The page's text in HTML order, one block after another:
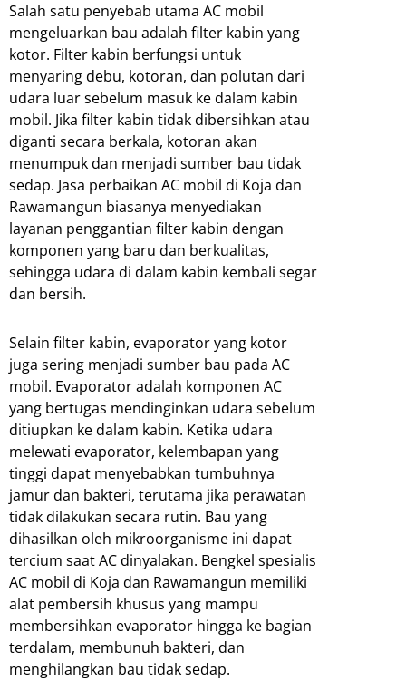
Salah satu penyebab utama AC mobil
mengeluarkan bau adalah filter kabin yang
kotor. Filter kabin berfungsi untuk
menyaring debu, kotoran, dan polutan dari
udara luar sebelum masuk ke dalam kabin
mobil. Jika filter kabin tidak dibersihkan atau
diganti secara berkala, kotoran akan
menumpuk dan menjadi sumber bau tidak
sedap. Jasa perbaikan AC mobil di Koja dan
Rawamangun biasanya menyediakan
layanan penggantian filter kabin dengan
komponen yang baru dan berkualitas,
sehingga udara di dalam kabin kembali segar
dan bersih.
Selain filter kabin, evaporator yang kotor
juga sering menjadi sumber bau pada AC
mobil. Evaporator adalah komponen AC
yang bertugas mendinginkan udara sebelum
ditiupkan ke dalam kabin. Ketika udara
melewati evaporator, kelembapan yang
tinggi dapat menyebabkan tumbuhnya
jamur dan bakteri, terutama jika perawatan
tidak dilakukan secara rutin. Bau yang
dihasilkan oleh mikroorganisme ini dapat
tercium saat AC dinyalakan. Bengkel spesialis
AC mobil di Koja dan Rawamangun memiliki
alat pembersih khusus yang mampu
membersihkan evaporator hingga ke bagian
terdalam, membunuh bakteri, dan
menghilangkan bau tidak sedap.